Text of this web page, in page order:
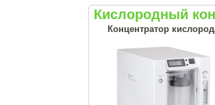
Кислородный
Концентратор